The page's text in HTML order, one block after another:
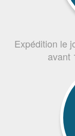
Expédition le
avant